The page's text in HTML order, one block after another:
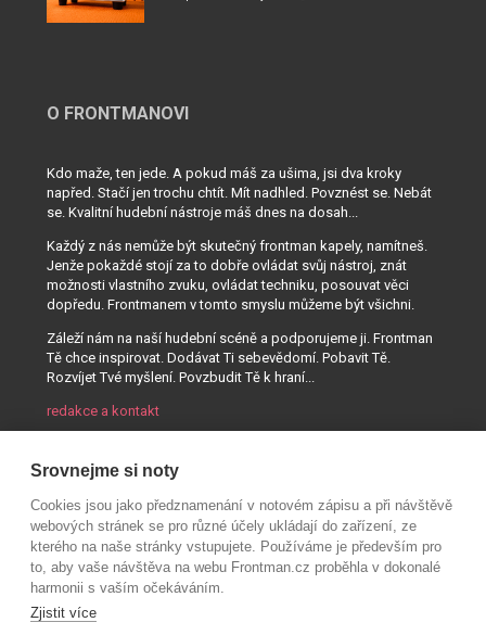
O FRONTMANOVI
Kdo maže, ten jede. A pokud máš za ušima, jsi dva kroky
napřed. Stačí jen trochu chtít. Mít nadhled. Povznést se. Nebát
se. Kvalitní hudební nástroje máš dnes na dosah...
Každý z nás nemůže být skutečný frontman kapely, namítneš.
Jenže pokaždé stojí za to dobře ovládat svůj nástroj, znát
možnosti vlastního zvuku, ovládat techniku, posouvat věci
dopředu. Frontmanem v tomto smyslu můžeme být všichni.
Záleží nám na naší hudební scéně a podporujeme ji. Frontman
Tě chce inspirovat. Dodávat Ti sebevědomí. Pobavit Tě.
Rozvíjet Tvé myšlení. Povzbudit Tě k hraní...
redakce a kontakt
Srovnejme si noty
Cookies jsou jako předznamenání v notovém zápisu a při návštěvě
webových stránek se pro různé účely ukládají do zařízení, ze
kterého na naše stránky vstupujete. Používáme je především pro
to, aby vaše návštěva na webu Frontman.cz proběhla v dokonalé
harmonii s vaším očekáváním.
Zjistit více